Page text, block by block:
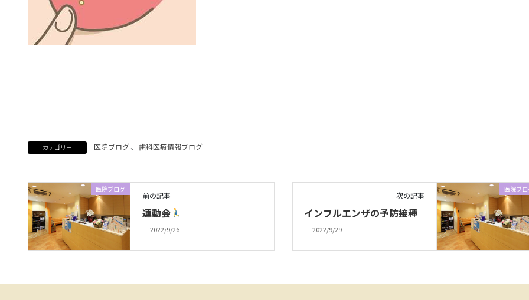
カテゴリー 医院ブログ、 歯科医療情報ブログ
医院ブログ
前の記事
運動会
2022/9/26
医院ブ
次の記事
インフルエンザの予防接種
2022/9/29